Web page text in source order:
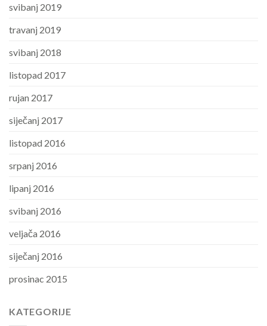
svibanj 2019
travanj 2019
svibanj 2018
listopad 2017
rujan 2017
siječanj 2017
listopad 2016
srpanj 2016
lipanj 2016
svibanj 2016
veljača 2016
siječanj 2016
prosinac 2015
KATEGORIJE